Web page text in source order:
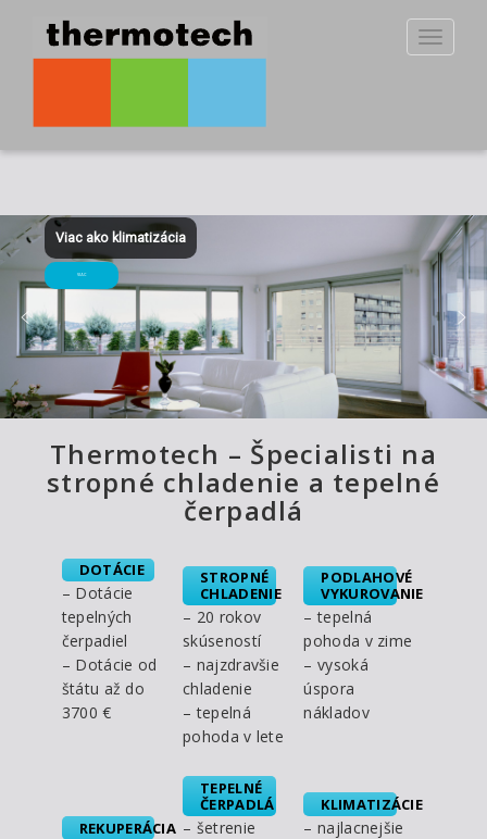
Toggle
Viac ako klimatizácia
VIAC
Thermotech – Špecialisti na
stropné chladenie a tepelné
čerpadlá
DOTÁCIE
– Dotácie
tepelných
čerpadiel
– Dotácie od
štátu až do
3700 €
STROPNÉ
CHLADENIE
– 20 rokov
skúseností
– najzdravšie
chladenie
– tepelná
pohoda v lete
PODLAHOVÉ
VYKUROVANIE
– tepelná
pohoda v zime
– vysoká
úspora
nákladov
REKUPERÁCIA
TEPELNÉ
ČERPADLÁ
– šetrenie
KLIMATIZÁCIE
– najlacnejšie